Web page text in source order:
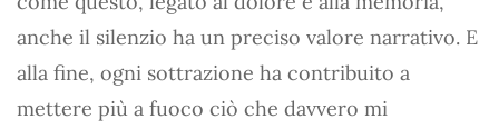
anche il silenzio ha un preciso valore narrativo. E
alla fine, ogni sottrazione ha contribuito a
mettere più a fuoco ciò che davvero mi